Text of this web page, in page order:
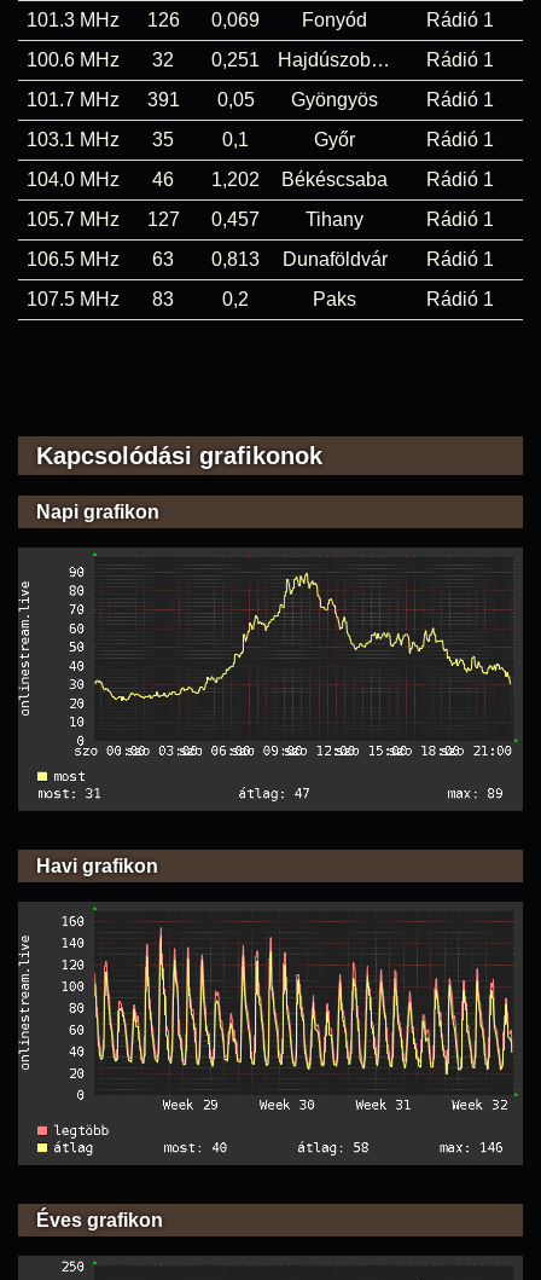
101.3 MHz 126 0,069 Fonyód
Rádió 1
100.6 MHz
32 0,251 Hajdúszoboszló
Rádió 1
101.7 MHz
391 0,05 Gyöngyös
Rádió 1
103.1 MHz
35 0,1 Győr
Rádió 1
104.0 MHz
46 1,202 Békéscsaba
Rádió 1
105.7 MHz
127 0,457 Tihany
Rádió 1
106.5 MHz
63 0,813 Dunaföldvár
Rádió 1
107.5 MHz
83 0,2 Paks Rádió 1
Kapcsolódási grafikonok
Napi grafikon
Havi grafikon
Éves grafikon